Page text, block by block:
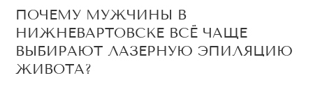
ПОЧЕМУ МУЖЧИНЫ В
НИЖНЕВАРТОВСКЕ ВСЁ ЧАЩЕ
ВЫБИРАЮТ ЛАЗЕРНУЮ ЭПИЛЯЦИЮ
ЖИВОТА?